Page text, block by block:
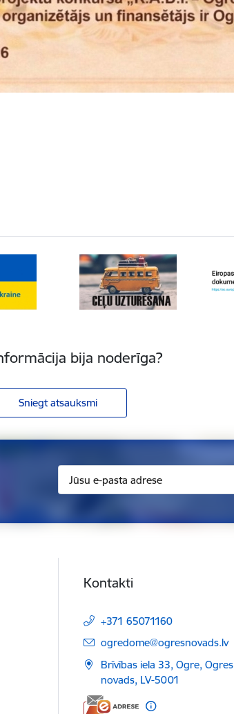
bija noderīga?
Sniegt atsauksmi
Kontakti
+371 65071160
E-pasts:
ogredome@ogresnovads.lv
Brīvības iela 33, Ogre, Ogres
novads, LV-5001